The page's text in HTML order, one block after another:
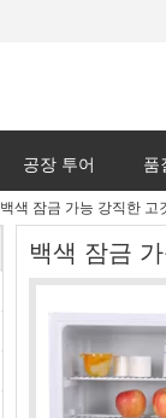
공장 투어 품
백색 잠금 가능 강직한
백색 잠금